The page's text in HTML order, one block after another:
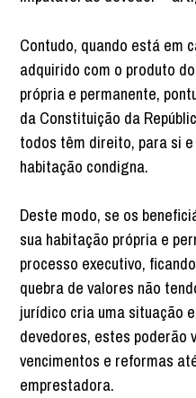
Contudo, quando está em
adquirido com o produto
própria e permanente,
da Constituição da
todos têm direito, para si
habitação condigna.
Deste modo, se os
sua habitação própria e
processo executivo,
quebra de valores não
jurídico cria uma situação
devedores, estes poderão
vencimentos e reformas
emprestadora.